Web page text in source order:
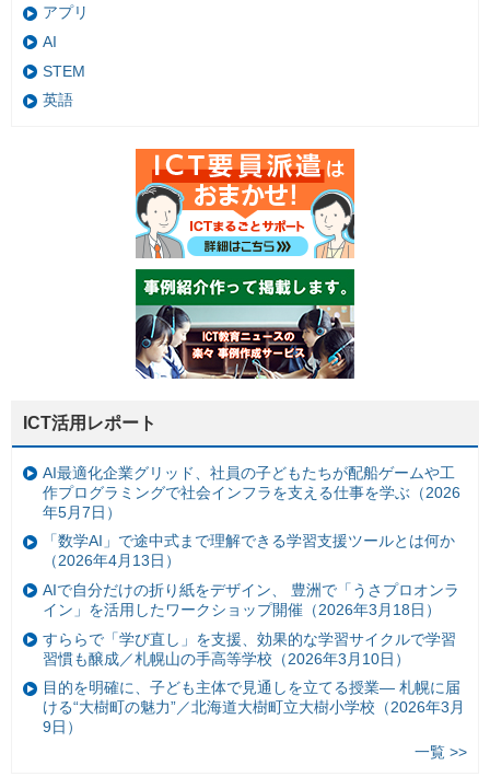
アプリ
AI
STEM
英語
ICT活用レポート
AI最適化企業グリッド、社員の子どもたちが配船ゲームや工
作プログラミングで社会インフラを支える仕事を学ぶ（2026
年5月7日）
「数学AI」で途中式まで理解できる学習支援ツールとは何か
（2026年4月13日）
AIで自分だけの折り紙をデザイン、 豊洲で「うさプロオンラ
イン」を活用したワークショップ開催（2026年3月18日）
すららで「学び直し」を支援、効果的な学習サイクルで学習
習慣も醸成／札幌山の手高等学校（2026年3月10日）
目的を明確に、子ども主体で見通しを立てる授業— 札幌に届
ける“大樹町の魅力”／北海道大樹町立大樹小学校（2026年3月
9日）
一覧 >>